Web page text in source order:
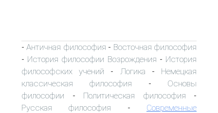
-Античная философия - Восточная философия
- История философии Возрождения - История
философских учений - Логика - Немецкая
классическая философия - Основы
философии - Политическая философия -
Русская философия - Современные